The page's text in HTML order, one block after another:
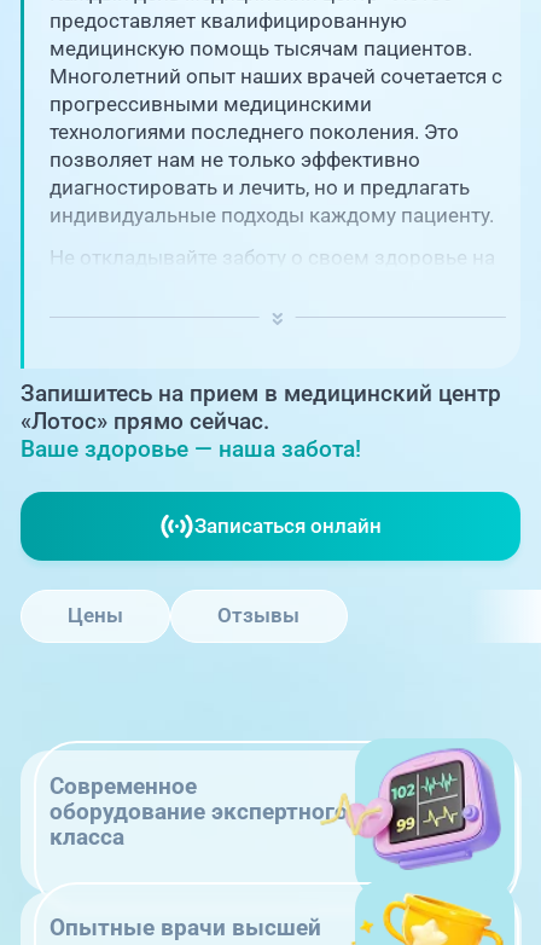
О клинике
Блог врачей
Новости
PreventAGE
+7 (351) 220-00-03
запись на прием
+7 (351) 220-03-03
Центр амбулаторной
онкологической помощи
+7 (7142) 927-003
жителей Казахстана
предоставляет квалифицированную
медицинскую помощь тысячам пациентов.
Многолетний опыт наших врачей сочетается с
прогрессивными медицинскими
технологиями последнего поколения. Это
позволяет нам не только эффективно
диагностировать и лечить, но и предлагать
индивидуальные подходы каждому пациенту.
Не откладывайте заботу о своем здоровье на
ключевую роль в поддержании вашего
Запишитесь на прием в медицинский центр
«Лотос» прямо сейчас.
Ваше здоровье — наша забота!
Записаться онлайн
Цены Отзывы
Современное
оборудование экспертного
класса
Опытные врачи высшей